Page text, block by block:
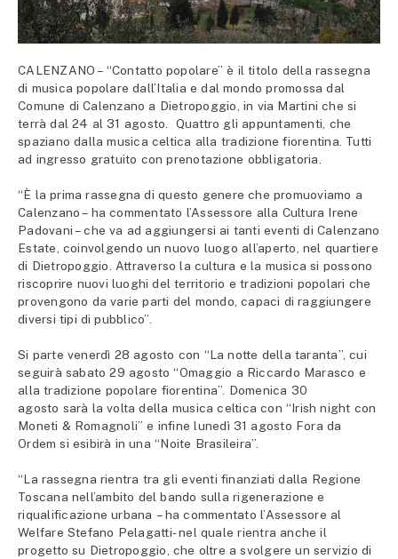
CALENZANO – “Contatto popolare” è il titolo della rassegna
di musica popolare dall’Italia e dal mondo promossa dal
Comune di Calenzano a Dietropoggio, in via Martini che si
terrà dal 24 al 31 agosto. Quattro gli appuntamenti, che
spaziano dalla musica celtica alla tradizione fiorentina. Tutti
ad ingresso gratuito con prenotazione obbligatoria.
“È la prima rassegna di questo genere che promuoviamo a
Calenzano – ha commentato l’Assessore alla Cultura Irene
Padovani – che va ad aggiungersi ai tanti eventi di Calenzano
Estate, coinvolgendo un nuovo luogo all’aperto, nel quartiere
di Dietropoggio. Attraverso la cultura e la musica si possono
riscoprire nuovi luoghi del territorio e tradizioni popolari che
provengono da varie parti del mondo, capaci di raggiungere
diversi tipi di pubblico”.
Si parte venerdì 28 agosto con “La notte della taranta”, cui
seguirà sabato 29 agosto “Omaggio a Riccardo Marasco e
alla tradizione popolare fiorentina”. Domenica 30
agosto sarà la volta della musica celtica con “Irish night con
Moneti & Romagnoli” e infine lunedì 31 agosto Fora da
Ordem si esibirà in una “Noite Brasileira”.
“La rassegna rientra tra gli eventi finanziati dalla Regione
Toscana nell’ambito del bando sulla rigenerazione e
riqualificazione urbana – ha commentato l’Assessore al
Welfare Stefano Pelagatti- nel quale rientra anche il
progetto su Dietropoggio, che oltre a svolgere un servizio di